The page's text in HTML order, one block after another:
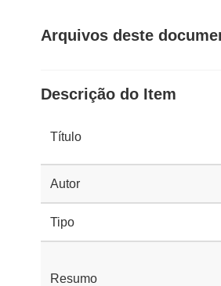
Arquivos deste
Descrição do Item
Título
Autor
Tipo
Resumo